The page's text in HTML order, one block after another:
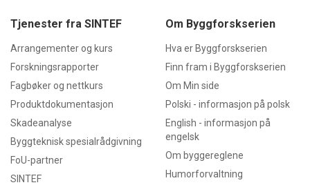
Tjenester fra SINTEF
Arrangementer og kurs
Forskningsrapporter
Fagbøker og nettkurs
Produktdokumentasjon
Skadeanalyse
Byggteknisk spesialrådgivning
FoU-partner
SINTEF
Om Byggforskserien
Hva er Byggforskserien
Finn fram i Byggforskserien
Om Min side
Polski - informasjon på polsk
English - informasjon på
engelsk
Om byggereglene
Humorforvaltning